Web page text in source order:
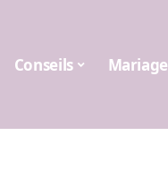
Conseils Mariage